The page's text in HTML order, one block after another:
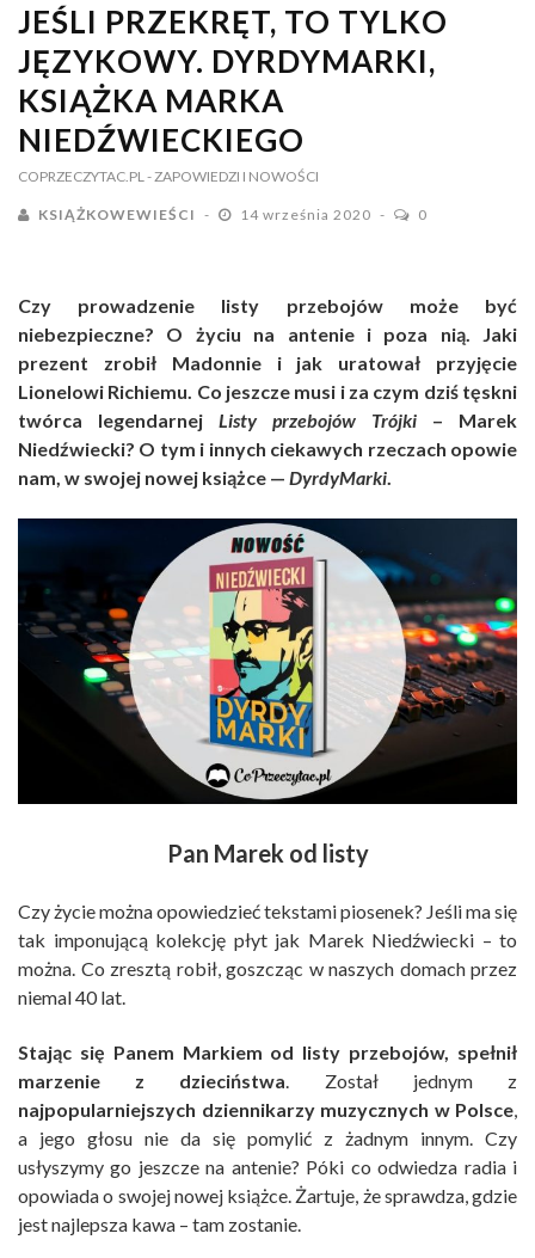
JEŚLI PRZEKRĘT, TO TYLKO
JĘZYKOWY. DYRDYMARKI,
KSIĄŻKA MARKA
NIEDŹWIECKIEGO
COPRZECZYTAC.PL - ZAPOWIEDZI I NOWOŚCI
KSIĄŻKOWEWIEŚCI 14 września 2020 0
Czy prowadzenie listy przebojów może być
niebezpieczne? O życiu na antenie i poza nią. Jaki
prezent zrobił Madonnie i jak uratował przyjęcie
Lionelowi Richiemu. Co jeszcze musi i za czym dziś tęskni
twórca legendarnej Listy przebojów Trójki – Marek
Niedźwiecki? O tym i innych ciekawych rzeczach opowie
nam, w swojej nowej książce — DyrdyMarki.
Pan Marek od listy
Czy życie można opowiedzieć tekstami piosenek? Jeśli ma się
tak imponującą kolekcję płyt jak Marek Niedźwiecki – to
można. Co zresztą robił, goszcząc w naszych domach przez
niemal 40 lat.
Stając się Panem Markiem od listy przebojów, spełnił
marzenie z dzieciństwa. Został jednym z
najpopularniejszych dziennikarzy muzycznych w Polsce,
a jego głosu nie da się pomylić z żadnym innym. Czy
usłyszymy go jeszcze na antenie? Póki co odwiedza radia i
opowiada o swojej nowej książce. Żartuje, że sprawdza, gdzie
jest najlepsza kawa – tam zostanie.